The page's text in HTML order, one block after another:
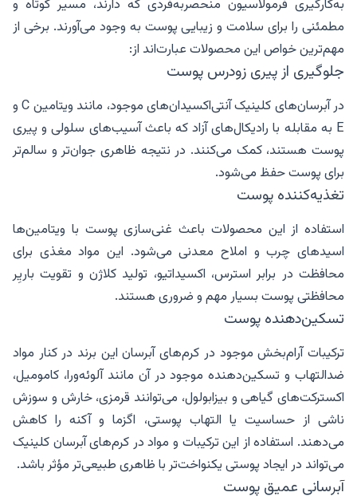
به‌کارگیری فرمولاسیون منحصربه‌فردی که دارند، مسیر کوتاه و
مطمئنی را برای سلامت و زیبایی پوست به وجود می‌آورند. برخی از
مهم‌ترین خواص این محصولات عبارت‌اند از:
جلوگیری از پیری زودرس پوست
در آبرسان‌های کلینیک آنتی‌اکسیدان‌های موجود، مانند ویتامین C و
E به مقابله با رادیکال‌های آزاد که باعث آسیب‌های سلولی و پیری
پوست هستند، کمک می‌کنند. در نتیجه ظاهری جوان‌تر و سالم‌تر
برای پوست حفظ می‌شود.
تغذیه‌کننده پوست
استفاده از این محصولات باعث غنی‌سازی پوست با ویتامین‌ها
اسیدهای چرب و املاح معدنی می‌شود. این مواد مغذی برای
محافظت در برابر استرس، اکسیداتیو، تولید کلاژن و تقویت باریِر
محافظتی پوست بسیار مهم و ضروری هستند.
تسکین‌دهنده پوست
ترکیبات آرام‌بخش موجود در کرم‌های آبرسان این برند در کنار مواد
ضدالتهاب و تسکین‌دهنده موجود در آن مانند آلوئه‌ورا، کامومیل،
اکسترکت‌های گیاهی و بیزابولول، می‌توانند قرمزی، خارش و سوزش
ناشی از حساسیت یا التهاب پوستی، اگزما و آکنه را کاهش
می‌دهند. استفاده از این ترکیبات و مواد در کرم‌های آبرسان کلینیک
می‌تواند در ایجاد پوستی یکنواخت‌تر با ظاهری طبیعی‌تر مؤثر باشد.
آبرسانی عمیق پوست